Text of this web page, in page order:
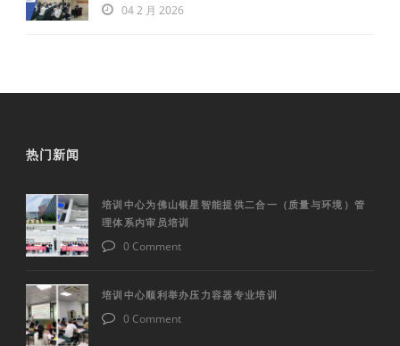
04 2 月 2026
热门新闻
培训中心为佛山银星智能提供二合一（质量与环境）管
理体系内审员培训
0 Comment
培训中心顺利举办压力容器专业培训
0 Comment